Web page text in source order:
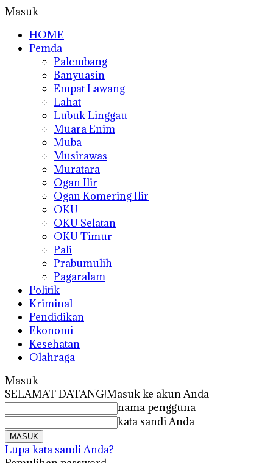
Masuk
HOME
Pemda
Palembang
Banyuasin
Empat Lawang
Lahat
Lubuk Linggau
Muara Enim
Muba
Musirawas
Muratara
Ogan Ilir
Ogan Komering Ilir
OKU
OKU Selatan
OKU Timur
Pali
Prabumulih
Pagaralam
Politik
Kriminal
Pendidikan
Ekonomi
Kesehatan
Olahraga
Masuk
SELAMAT DATANG!Masuk ke akun Anda
nama pengguna
kata sandi Anda
Lupa kata sandi Anda?